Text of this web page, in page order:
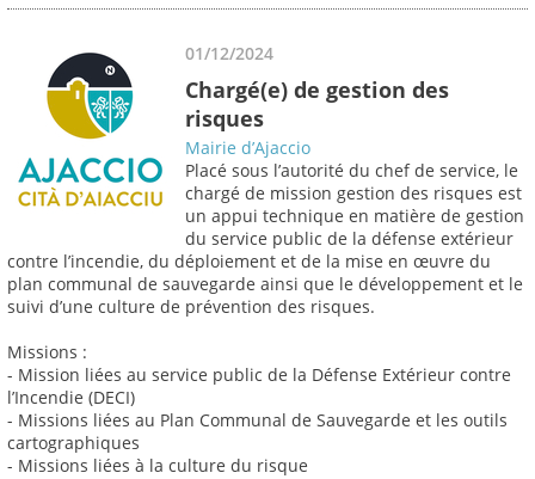
01/12/2024
Chargé(e) de gestion des
risques
Mairie d’Ajaccio
Placé sous l’autorité du chef de service, le
chargé de mission gestion des risques est
un appui technique en matière de gestion
du service public de la défense extérieur
contre l’incendie, du déploiement et de la mise en œuvre du
plan communal de sauvegarde ainsi que le développement et le
suivi d’une culture de prévention des risques.
Missions :
- Mission liées au service public de la Défense Extérieur contre
l’Incendie (DECI)
- Missions liées au Plan Communal de Sauvegarde et les outils
cartographiques
- Missions liées à la culture du risque